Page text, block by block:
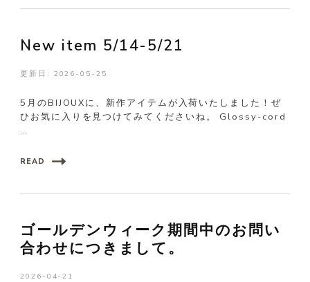
New item 5/14-5/21
更新日: 2026-05-25
5月のBIJOUXに、新作アイテムが入荷いたしました！ぜ
ひお気に入りを見つけてみてくださいね。 Glossy-cord
…
READ
ゴールデンウィーク期間中のお問い
合わせにつきまして。
2026-04-21